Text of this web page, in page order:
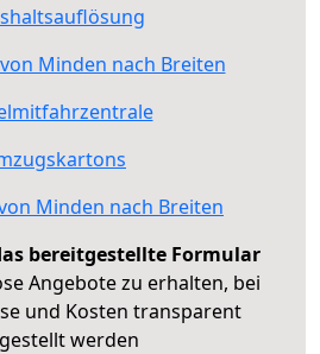
Minden nach Breiten
Minden nach Breiten
bereitgestellte Formular
Angebote zu erhalten, bei
und Kosten transparent
werden